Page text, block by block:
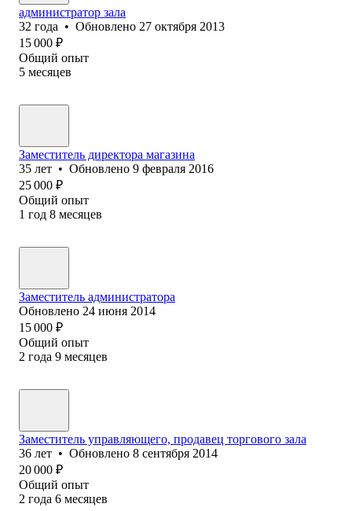
администратор зала
32 года • Обновлено 27 октября 2013
15 000 ₽
Общий опыт
5 месяцев
Заместитель директора магазина
35 лет • Обновлено 9 февраля 2016
25 000 ₽
Общий опыт
1 год 8 месяцев
Заместитель администратора
Обновлено 24 июня 2014
15 000 ₽
Общий опыт
2 года 9 месяцев
Заместитель управляющего, продавец торгового зала
36 лет • Обновлено 8 сентября 2014
20 000 ₽
Общий опыт
2 года 6 месяцев